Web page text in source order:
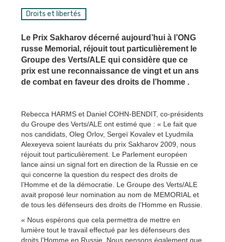
Droits et libertés
Le Prix Sakharov décerné aujourd’hui à l’ONG
russe Memorial, réjouit tout particulièrement le
Groupe des Verts/ALE qui considère que ce
prix est une reconnaissance de vingt et un ans
de combat en faveur des droits de l’homme .
Rebecca HARMS et Daniel COHN-BENDIT, co-présidents
du Groupe des Verts/ALE ont estimé que : « Le fait que
nos candidats, Oleg Orlov, Sergeï Kovalev et Lyudmila
Alexeyeva soient lauréats du prix Sakharov 2009, nous
réjouit tout particulièrement. Le Parlement européen
lance ainsi un signal fort en direction de la Russie en ce
qui concerne la question du respect des droits de
l’Homme et de la démocratie. Le Groupe des Verts/ALE
avait proposé leur nomination au nom de MEMORIAL et
de tous les défenseurs des droits de l’Homme en Russie.
« Nous espérons que cela permettra de mettre en
lumière tout le travail effectué par les défenseurs des
droits l’Homme en Russie. Nous pensons également que